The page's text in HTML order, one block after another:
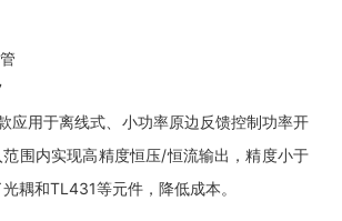
应用于离线式、小功率原边反馈控制功率开
围内实现高精度恒压/恒流输出，精度小于
耦和TL431等元件，降低成本。